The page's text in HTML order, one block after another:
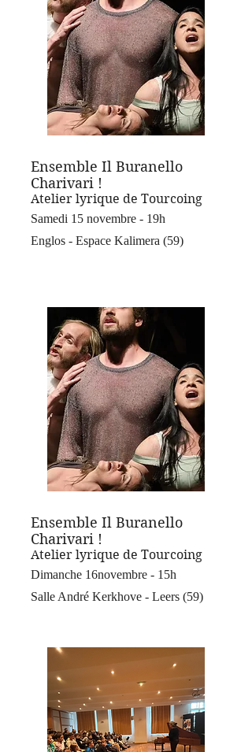
Ensemble Il Buranello
Charivari !
Atelier lyrique de Tourcoing
Samedi 15 novembre - 19h
Englos - Espace Kalimera (59)
Ensemble Il Buranello
Charivari !
Atelier lyrique de Tourcoing
Dimanche 16novembre - 15h
Salle André Kerkhove - Leers (59)